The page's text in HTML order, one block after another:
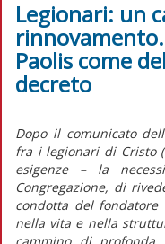
Legionari: un
Paolis come
decreto
Dopo il comunicato
fra i legionari di Cristo
esigenze – la
Congregazione, di
condotta del fondatore
nella vita e nella